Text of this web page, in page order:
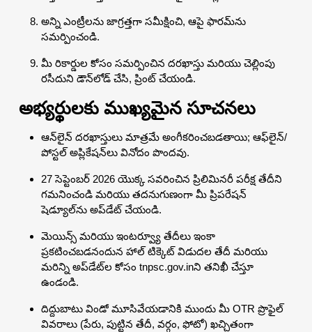
అన్ని ఎంట్రీలను జాగ్రత్తగా సమీక్షించి, ఆపై ఫారమ్‌ను
సమర్పించండి.
మీ రికార్డుల కోసం సమర్పించిన దరఖాస్తు మరియు చెల్లింపు
రసీదుని డౌన్‌లోడ్ చేసి, ప్రింట్ చేయండి.
అభ్యర్థులకు ముఖ్యమైన సూచనలు
ఆన్‌లైన్ దరఖాస్తులు మాత్రమే అంగీకరించబడతాయి; ఆఫ్‌లైన్/
పోస్టల్ అప్లికేషన్‌లు వినోదం పొందవు.
27 సెప్టెంబర్ 2026 యొక్క సవరించిన ప్రిలిమినరీ పరీక్ష తేదీని
గమనించండి మరియు తదనుగుణంగా మీ ప్రిపరేషన్
షెడ్యూల్‌ను అప్‌డేట్ చేయండి.
మెయిన్స్ మరియు ఇంటర్వ్యూ తేదీలు ఇంకా
ప్రకటించబడనందున హాల్ టిక్కెట్ విడుదల తేదీ మరియు
మరిన్ని అప్‌డేట్‌ల కోసం tnpsc.gov.inని తనిఖీ చేస్తూ
ఉండండి.
దిద్దుబాటు విండో మూసివేయడానికి ముందు మీ OTR ప్రొఫైల్
వివరాలు (పేరు, పుట్టిన తేదీ, వర్గం, ఫోటో) ఖచ్చితంగా